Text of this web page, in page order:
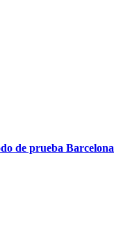
de prueba Barcelona